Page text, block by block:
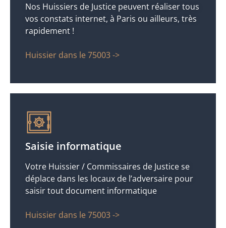
Nos Huissiers de Justice peuvent réaliser tous
vos constats internet, à Paris ou ailleurs, très
rapidement !
Huissier dans le 75003 ->
Saisie informatique
Votre Huissier / Commissaires de Justice se
déplace dans les locaux de l’adversaire pour
saisir tout document informatique
Huissier dans le 75003 ->